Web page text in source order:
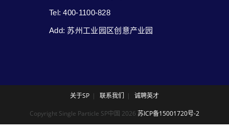
Tel: 400-1100-828
Add: 苏州工业园区创意产业园
关于SP 联系我们 诚聘英才
Copyright Single Particle SP中国 2026 苏ICP备15001720号-2